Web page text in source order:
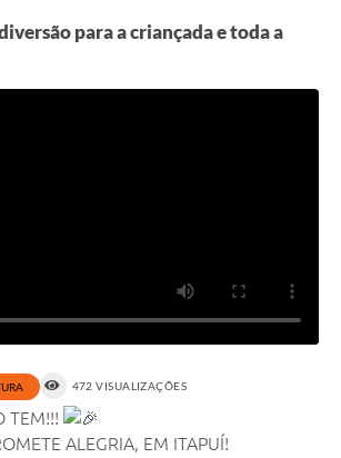
para a criançada e toda a
472 VISUALIZAÇÕES
TEM!!!
ALEGRIA, EM ITAPUÍ!